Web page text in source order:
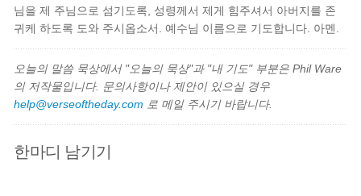
님을 제 주님으로 섬기도록, 성령께서 제게 힘주셔서 아버지를 존
귀케 하도록 도와 주시옵소서. 예수님 이름으로 기도합니다. 아멘.
오늘의 말씀 묵상에서 "오늘의 묵상"과 "내 기도" 부분은 Phil Ware
의 저작물입니다. 문의사항이나 제안이 있으실 경우
help@verseoftheday.com 로 메일 주시기 바랍니다.
한마디 남기기